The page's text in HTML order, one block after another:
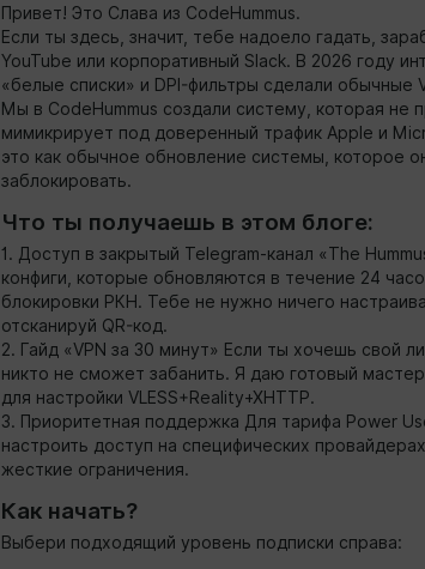
Привет! Это Слава из CodeHummus.
Если ты здесь, значит, тебе надоело гадать,
YouTube или корпоративный Slack. В 2026 году
«белые списки» и DPI-фильтры сделали обычные
Мы в CodeHummus создали систему, которая не
мимикрирует под доверенный трафик Apple и
это как обычное обновление системы, которое
заблокировать.
Что ты получаешь в этом блоге:
1. Доступ в закрытый Telegram-канал «The
конфиги, которые обновляются в течение 24
блокировки РКН. Тебе не нужно ничего
отсканируй QR-код.
2. Гайд «VPN за 30 минут» Если ты хочешь свой
никто не сможет забанить. Я даю готовый
для настройки VLESS+Reality+XHTTP.
3. Приоритетная поддержка Для тарифа Power
настроить доступ на специфических
жесткие ограничения.
Как начать?
Выбери подходящий уровень подписки справа: